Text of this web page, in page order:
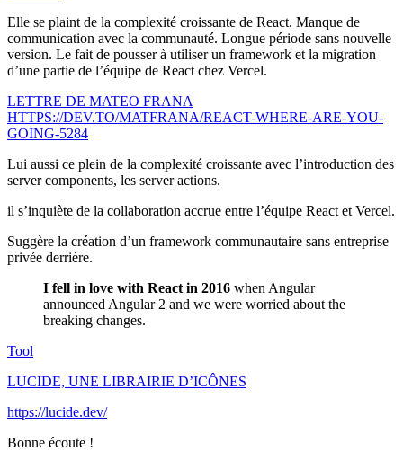
Elle se plaint de la complexité croissante de React. Manque de
communication avec la communauté. Longue période sans nouvelle
version. Le fait de pousser à utiliser un framework et la migration
d’une partie de l’équipe de React chez Vercel.
LETTRE DE MATEO FRANA
HTTPS://DEV.TO/MATFRANA/REACT-WHERE-ARE-YOU-
GOING-5284
Lui aussi ce plein de la complexité croissante avec l’introduction des
server components, les server actions.
il s’inquiète de la collaboration accrue entre l’équipe React et Vercel.
Suggère la création d’un framework communautaire sans entreprise
privée derrière.
I fell in love with React in 2016 when Angular
announced Angular 2 and we were worried about the
breaking changes.
Tool
LUCIDE, UNE LIBRAIRIE D’ICÔNES
https://lucide.dev/
Bonne écoute !